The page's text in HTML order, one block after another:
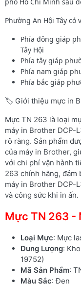
Phường An Hội Tây có
Phía đông giáp
Tây Hội
Phía tây giáp
Phía nam giáp
Phía bắc giáp
🏷️ Giới thiệu mực in
Mực TN 263 là loại
máy in Brother DCP-
rõ ràng. Sản phẩm
của máy in Brother,
với chi phí vận hành
263 chính hãng, đảm
máy in Brother DCP-
và công sức khi in ấn.
Mực TN 263 -
Loại Mực: Mực
Dung Lượng:
19752)
Mã Sản Phẩm:
Màu Sắc: Đen